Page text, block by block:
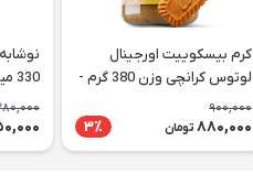
کرم بیسکوییت اورجینال
لوتوس کرانچی وزن 380 گرم -
Lotus
900,000
880,000 تومان 3٪
330 میل CocaCola Vanilla